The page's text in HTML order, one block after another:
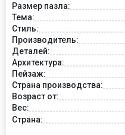
Размер пазла:
Тема:
Стиль:
Производитель:
Деталей:
Архитектура:
Пейзаж:
Страна производства:
Возраст от:
Вес:
Страна: